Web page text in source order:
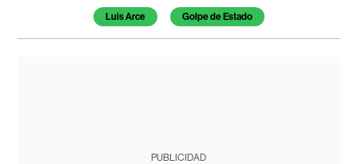
Luis Arce Golpe de Estado
PUBLICIDAD